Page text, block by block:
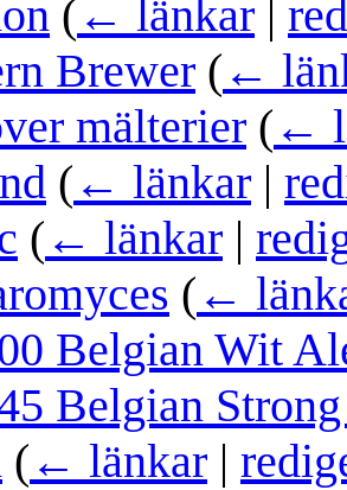
( ← länkar |
Brewer ( ←
mälterier ( ←
( ← länkar |
( ← länkar |
( ←
Belgian Wit
Belgian
( ← länkar |